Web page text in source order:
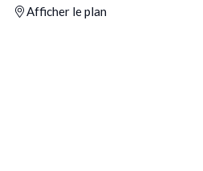
Afficher le plan